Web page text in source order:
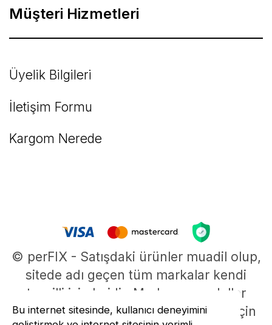
Bu internet sitesinde, kullanıcı deneyimini
Müşteri Hizmetleri
Üyelik Bilgileri
İletişim Formu
Kargom Nerede
© perFIX - Satışdaki ürünler muadil olup,
sitede adı geçen tüm markalar kendi
tescilli isimleridir. Marka ve modeller
parça uyumluluklarının belirlenmesi için